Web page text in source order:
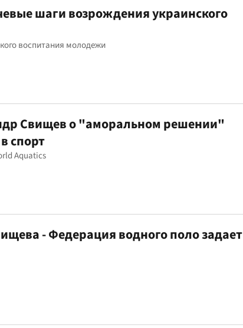
шаги возрождения украинского
воспитания молодежи
Свищев о "аморальном решении"
спорт
Aquatics
- Федерация водного поло задает